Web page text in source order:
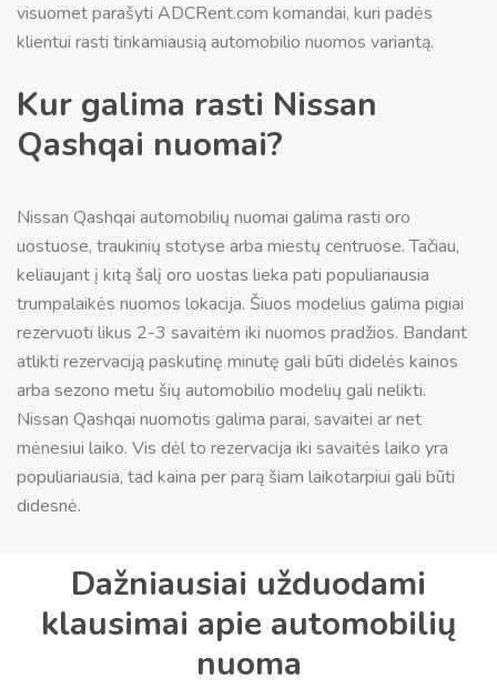
visuomet parašyti ADCRent.com komandai, kuri padės
klientui rasti tinkamiausią automobilio nuomos variantą.
Kur galima rasti Nissan
Qashqai nuomai?
Nissan Qashqai automobilių nuomai galima rasti oro
uostuose, traukinių stotyse arba miestų centruose. Tačiau,
keliaujant į kitą šalį oro uostas lieka pati populiariausia
trumpalaikės nuomos lokacija. Šiuos modelius galima pigiai
rezervuoti likus 2-3 savaitėm iki nuomos pradžios. Bandant
atlikti rezervaciją paskutinę minutę gali būti didelės kainos
arba sezono metu šių automobilio modelių gali nelikti.
Nissan Qashqai nuomotis galima parai, savaitei ar net
mėnesiui laiko. Vis dėl to rezervacija iki savaitės laiko yra
populiariausia, tad kaina per parą šiam laikotarpiui gali būti
didesnė.
Dažniausiai užduodami
klausimai apie automobilių
nuoma